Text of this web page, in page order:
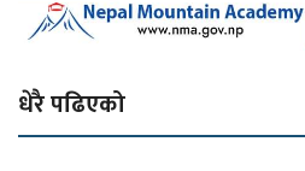
धेरै पढिएको